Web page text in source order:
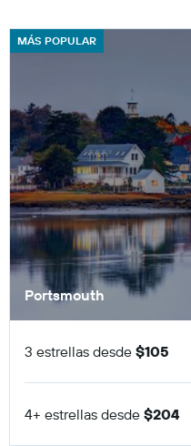
MÁS POPULAR
Portsmouth
3 estrellas desde $105
4+ estrellas desde $204